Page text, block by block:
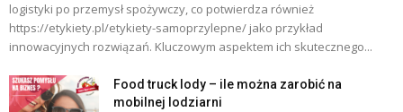
logistyki po przemysł spożywczy, co potwierdza również
https://etykiety.pl/etykiety-samoprzylepne/ jako przykład
innowacyjnych rozwiązań. Kluczowym aspektem ich skutecznego...
Food truck lody – ile można zarobić na
mobilnej lodziarni